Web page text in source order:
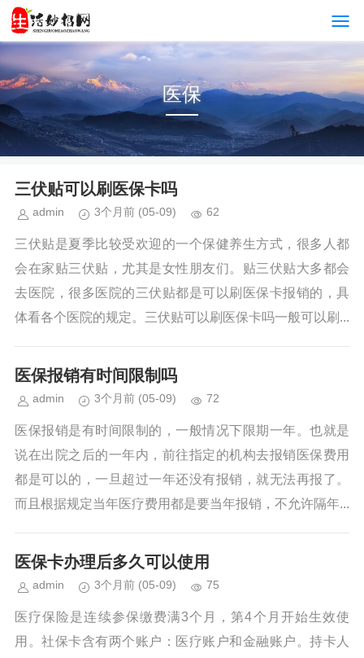
医保
三伏贴可以刷医保卡吗
admin 3个月前 (05-09) 62
三伏贴是夏季比较受欢迎的一个保健养生方式，很多人都
会在家贴三伏贴，尤其是女性朋友们。贴三伏贴大多都会
去医院，很多医院的三伏贴都是可以刷医保卡报销的，具
体看各个医院的规定。三伏贴可以刷医保卡吗一般可以刷...
医保报销有时间限制吗
admin 3个月前 (05-09) 72
医保报销是有时间限制的，一般情况下限期一年。也就是
说在出院之后的一年内，前往指定的机构去报销医保费用
都是可以的，一旦超过一年还没有报销，就无法再报了。
而且根据规定当年医疗费用都是要当年报销，不允许隔年...
医保卡办理后多久可以使用
admin 3个月前 (05-09) 75
医疗保险是连续参保缴费满3个月，第4个月开始生效使
用。社保卡含有两个账户：医疗账户和金融账户。持卡人